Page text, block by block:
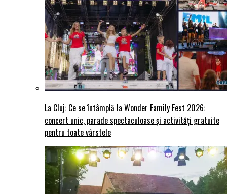
La Cluj: Ce se întâmplă la Wonder Family Fest 2026:
concert unic, parade spectaculoase și activități gratuite
pentru toate vârstele